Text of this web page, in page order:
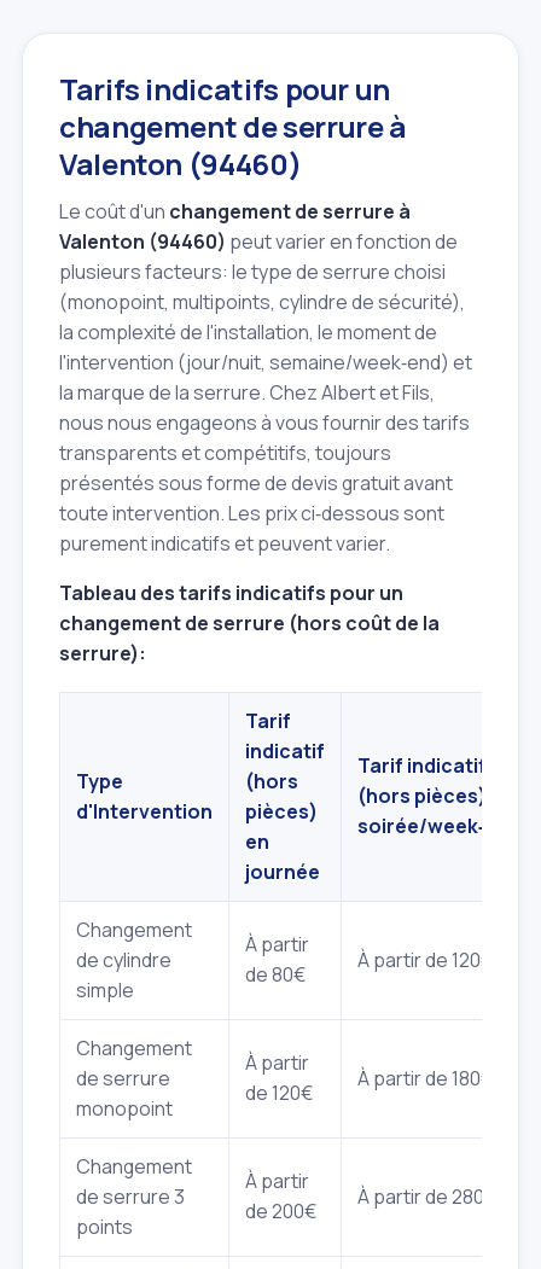
Tarifs indicatifs pour un
changement de serrure à
Valenton (94460)
Le coût d'un changement de serrure à
Valenton (94460) peut varier en fonction de
plusieurs facteurs: le type de serrure choisi
(monopoint, multipoints, cylindre de sécurité),
la complexité de l'installation, le moment de
l'intervention (jour/nuit, semaine/week‑end) et
la marque de la serrure. Chez Albert et Fils,
nous nous engageons à vous fournir des tarifs
transparents et compétitifs, toujours
présentés sous forme de devis gratuit avant
toute intervention. Les prix ci‑dessous sont
purement indicatifs et peuvent varier.
Tableau des tarifs indicatifs pour un
changement de serrure (hors coût de la
serrure):
Type
d'Intervention
Tarif
indicatif
(hors
pièces)
en
journée
Tarif indicatif
(hors pièces) en
soirée/week‑end
Changement
de cylindre
simple
À partir
de 80€
À partir de 120€
Changement
de serrure
monopoint
À partir
de 120€
À partir de 180€
Changement
de serrure 3
points
À partir
de 200€
À partir de 280€